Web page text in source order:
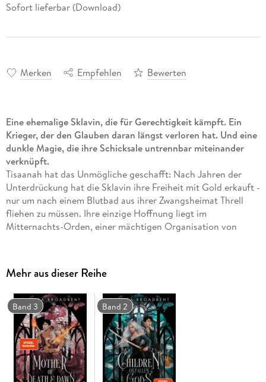
Sofort lieferbar (Download)
Merken Empfehlen Bewerten
Eine ehemalige Sklavin, die für Gerechtigkeit kämpft. Ein
Krieger, der den Glauben daran längst verloren hat. Und eine
dunkle Magie, die ihre Schicksale untrennbar miteinander
verknüpft.
Tisaanah hat das Unmögliche geschafft: Nach Jahren der
Unterdrückung hat die Sklavin ihre Freiheit mit Gold erkauft -
nur um nach einem Blutbad aus ihrer Zwangsheimat Threll
fliehen zu müssen. Ihre einzige Hoffnung liegt im
Mitternachts-Orden, einer mächtigen Organisation von
Sklaven zu befreien.
Die Aufgabe, sie auszubilden, fällt Max zu. Er ist ein
ehemaliger Soldat mit einer dunklen Vergangenheit und einer
Abneigung gegen den Orden - und gegen sie. Anfangs
können die beiden einander kaum ertragen, doch je mehr sie
von den Wunden des anderen erfahren, desto stärker werden
die Bande, die sie verbinden. Gemeinsam müssen sie sich
gegen Intrigen und Vorurteilen behaupten, während die
Schatten eines Krieges immer näher rücken.
Mehr aus dieser Reihe
Band 3 Band 2